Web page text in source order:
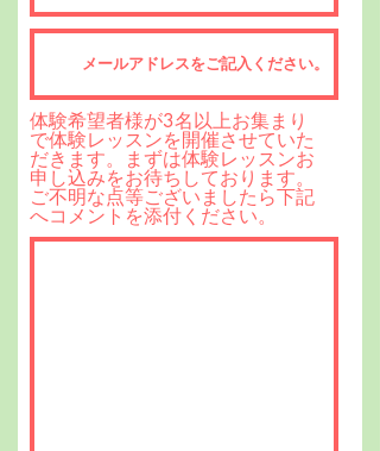
体験希望者様が3名以上お集まり
で体験レッスンを開催させていた
だきます。まずは体験レッスンお
申し込みをお待ちしております。
ご不明な点等ございましたら下記
へコメントを添付ください。